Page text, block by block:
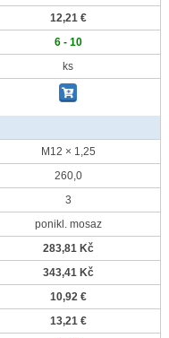
12,21 €
6 - 10
ks
M12 × 1,25
260,0
3
ponikl. mosaz
283,81 Kč
343,41 Kč
10,92 €
13,21 €